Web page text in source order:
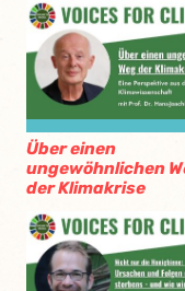
Über einen
ungewöhnlichen
der Klimakrise